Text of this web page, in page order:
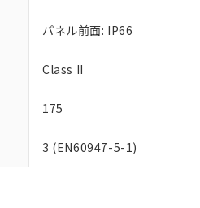
パネル前面: IP66
Class II
175
3 (EN60947-5-1)